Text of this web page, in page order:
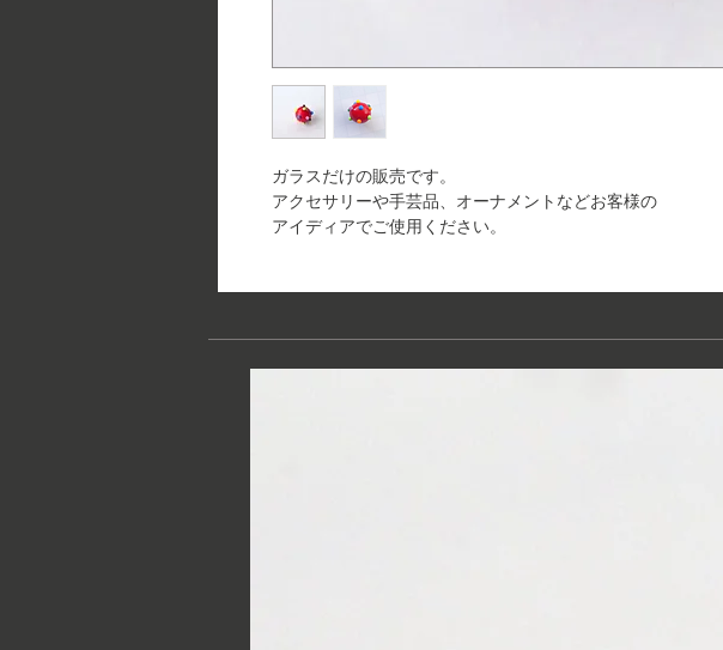
ガラスだけの販売です。
アクセサリーや手芸品、オーナメントなどお客様の
アイディアでご使用ください。